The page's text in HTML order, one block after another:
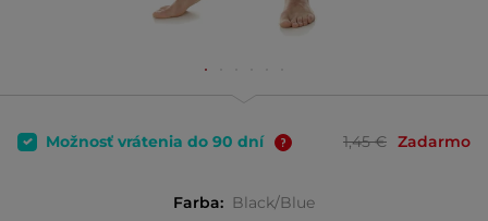
Možnosť vrátenia do 90 dní 1,45 € Zadarmo
Farba: Black/Blue